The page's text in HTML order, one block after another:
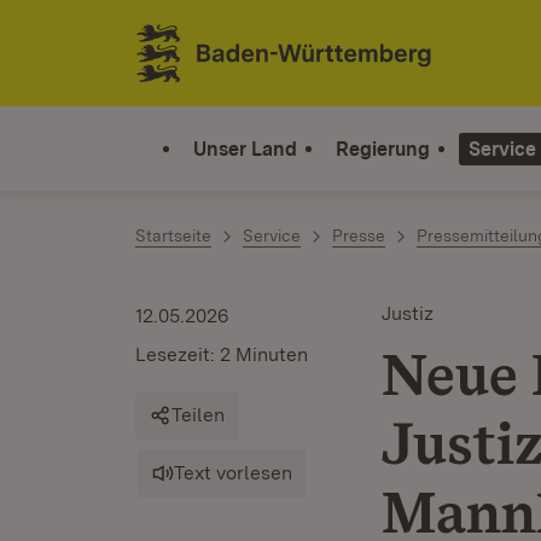
Zum Inhalt springen
Link zur Startseite
Unser Land Regierung Service
Startseite Service Presse
Justiz
12.05.2026
Lesezeit: 2 Minuten
Teilen
Text vorlesen